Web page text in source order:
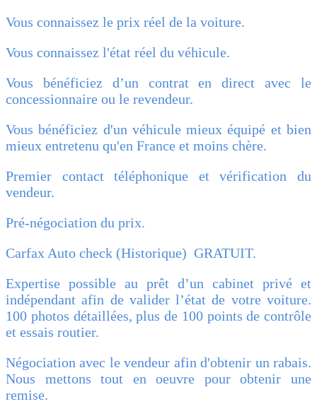
Vous connaissez le prix réel de la voiture.
Vous connaissez l'état réel du véhicule.
Vous bénéficiez d’un contrat en direct avec le
concessionnaire ou le revendeur.
Vous bénéficiez d'un véhicule mieux équipé et bien
mieux entretenu qu'en France et moins chère.
Premier contact téléphonique et vérification du
vendeur.
Pré-négociation du prix.
Carfax Auto check (Historique) GRATUIT.
Expertise possible au prêt d’un cabinet privé et
indépendant afin de valider l’état de votre voiture.
100 photos détaillées, plus de 100 points de contrôle
et essais routier.
Négociation avec le vendeur afin d'obtenir un rabais.
Nous mettons tout en oeuvre pour obtenir une
remise.